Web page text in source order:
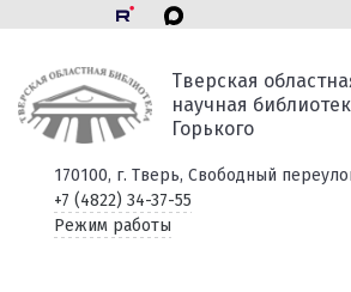
Тверская
научная
Горького
170100, г. Тверь, Свободный
+7 (4822) 34-37-55
Режим работы